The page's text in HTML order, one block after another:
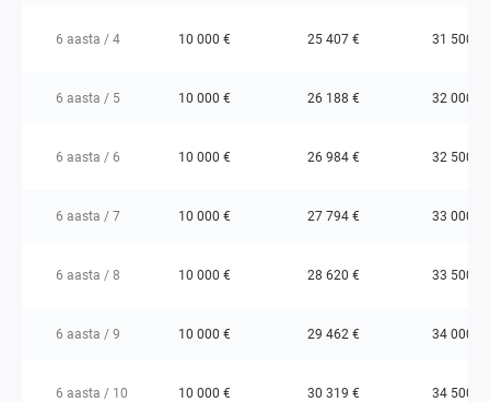
6 aasta / 4 10 000 € 25 407 € 31 500 €
6 aasta / 5 10 000 € 26 188 € 32 000 €
6 aasta / 6 10 000 € 26 984 € 32 500 €
6 aasta / 7 10 000 € 27 794 € 33 000 €
6 aasta / 8 10 000 € 28 620 € 33 500 €
6 aasta / 9 10 000 € 29 462 € 34 000 €
6 aasta / 10 10 000 € 30 319 € 34 500 €